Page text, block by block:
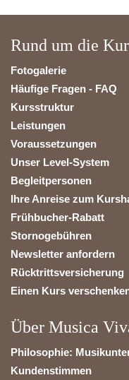
Rund um die
Fotogalerie
Häufige Fragen - FAQ
Kursstruktur
Leistungen
Voraussetzungen
Unser Level-System
Begleitpersonen
Ihre Anreise zum
Frühbucher-Rabatt
Stornogebühren
Newsletter anfordern
Rücktrittsversicherung
Einen Kurs
Über Musica
Philosophie:
Kundenstimmen